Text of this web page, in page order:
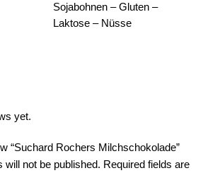
Sojabohnen – Gluten –
Laktose – Nüsse
yet.
“Suchard Rochers Milchschokolade”
will not be published. Required fields are